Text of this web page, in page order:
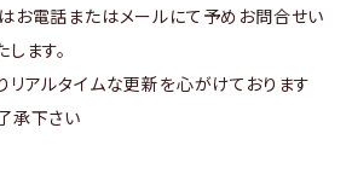
お電話またはメールにて予めお問合せい
ます。
リアルタイムな更新を心がけております
承下さい